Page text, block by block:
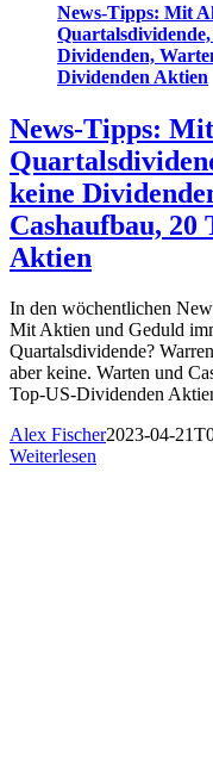
News-Tipps: Mit
Dividenden,
Dividenden Aktien
News-Tipps:
keine
Cashaufbau, 20
Aktien
In den wöchentlichen
Mit Aktien und Geduld
Quartalsdividende?
aber keine. Warten und
Top-US-Dividenden
Alex Fischer2023-04-
Weiterlesen